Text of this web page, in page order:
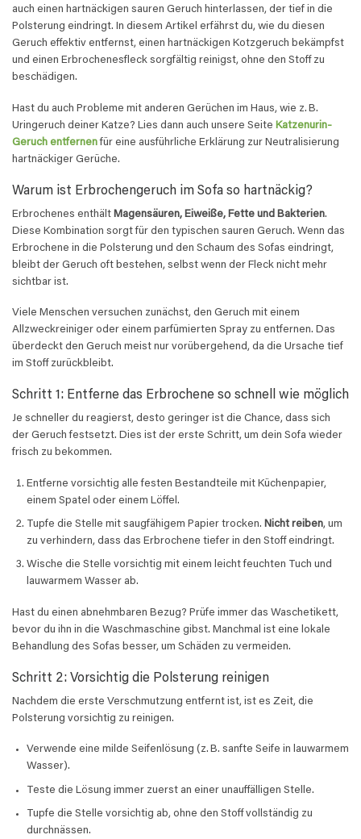
auch einen hartnäckigen sauren Geruch hinterlassen, der tief in die
Polsterung eindringt. In diesem Artikel erfährst du, wie du diesen
Geruch effektiv entfernst, einen hartnäckigen Kotzgeruch bekämpfst
und einen Erbrochenesfleck sorgfältig reinigst, ohne den Stoff zu
beschädigen.
Hast du auch Probleme mit anderen Gerüchen im Haus, wie z. B.
Uringeruch deiner Katze? Lies dann auch unsere Seite Katzenurin-
Geruch entfernenfür eine ausführliche Erklärung zur Neutralisierung
hartnäckiger Gerüche.
Warum ist Erbrochengeruch im Sofa so hartnäckig?
Erbrochenes enthält Magensäuren, Eiweiße, Fette und Bakterien.
Diese Kombination sorgt für den typischen sauren Geruch. Wenn das
Erbrochene in die Polsterung und den Schaum des Sofas eindringt,
bleibt der Geruch oft bestehen, selbst wenn der Fleck nicht mehr
sichtbar ist.
Viele Menschen versuchen zunächst, den Geruch mit einem
Allzweckreiniger oder einem parfümierten Spray zu entfernen. Das
überdeckt den Geruch meist nur vorübergehend, da die Ursache tief
im Stoff zurückbleibt.
Schritt 1: Entferne das Erbrochene so schnell wie möglich
Je schneller du reagierst, desto geringer ist die Chance, dass sich
der Geruch festsetzt. Dies ist der erste Schritt, um dein Sofa wieder
frisch zu bekommen.
Entferne vorsichtig alle festen Bestandteile mit Küchenpapier,
einem Spatel oder einem Löffel.
Tupfe die Stelle mit saugfähigem Papier trocken. Nicht reiben, um
zu verhindern, dass das Erbrochene tiefer in den Stoff eindringt.
Wische die Stelle vorsichtig mit einem leicht feuchten Tuch und
lauwarmem Wasser ab.
Hast du einen abnehmbaren Bezug? Prüfe immer das Waschetikett,
bevor du ihn in die Waschmaschine gibst. Manchmal ist eine lokale
Behandlung des Sofas besser, um Schäden zu vermeiden.
Schritt 2: Vorsichtig die Polsterung reinigen
Nachdem die erste Verschmutzung entfernt ist, ist es Zeit, die
Polsterung vorsichtig zu reinigen.
Verwende eine milde Seifenlösung (z. B. sanfte Seife in lauwarmem
Wasser).
Teste die Lösung immer zuerst an einer unauffälligen Stelle.
Tupfe die Stelle vorsichtig ab, ohne den Stoff vollständig zu
durchnässen.